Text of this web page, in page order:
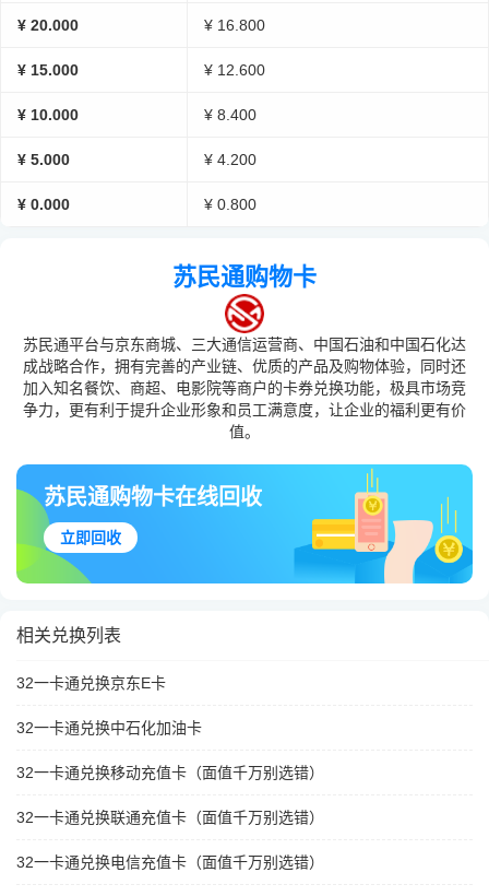
¥ 20.000 ¥ 16.800
¥ 15.000 ¥ 12.600
¥ 10.000 ¥ 8.400
¥ 5.000 ¥ 4.200
¥ 0.000 ¥ 0.800
苏民通购物卡
苏民通平台与京东商城、三大通信运营商、中国石油和中国石化达
成战略合作，拥有完善的产业链、优质的产品及购物体验，同时还
加入知名餐饮、商超、电影院等商户的卡券兑换功能，极具市场竞
争力，更有利于提升企业形象和员工满意度，让企业的福利更有价
值。
苏民通购物卡在线回收
立即回收
相关兑换列表
32一卡通兑换京东E卡
32一卡通兑换中石化加油卡
32一卡通兑换移动充值卡（面值千万别选错）
32一卡通兑换联通充值卡（面值千万别选错）
32一卡通兑换电信充值卡（面值千万别选错）